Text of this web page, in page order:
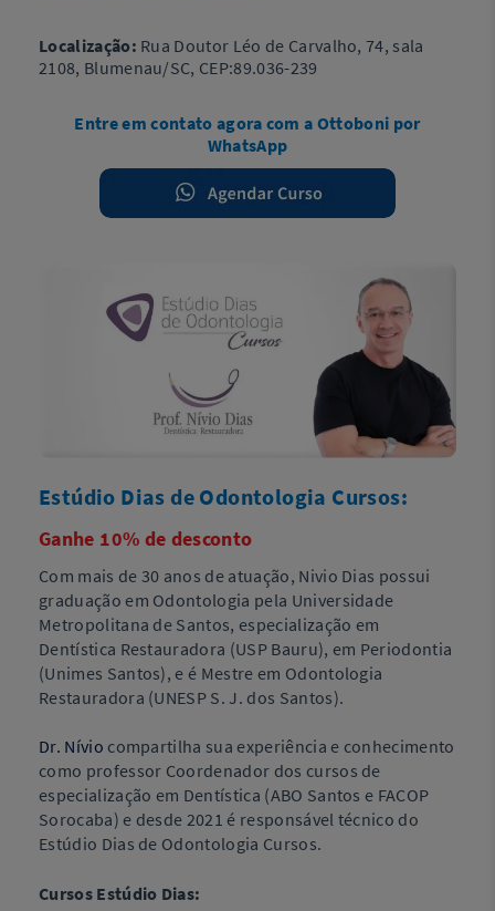
Localização: Rua Doutor Léo de Carvalho, 74, sala
2108, Blumenau/SC, CEP:89.036-239
Entre em contato agora com a Ottoboni por
WhatsApp
Estúdio Dias de Odontologia Cursos:
Ganhe 10% de desconto
Com mais de 30 anos de atuação, Nivio Dias possui
graduação em Odontologia pela Universidade
Metropolitana de Santos, especialização em
Dentística Restauradora (USP Bauru), em Periodontia
(Unimes Santos), e é Mestre em Odontologia
Restauradora (UNESP S. J. dos Santos).
Dr. Nívio compartilha sua experiência e conhecimento
como professor Coordenador dos cursos de
especialização em Dentística (ABO Santos e FACOP
Sorocaba) e desde 2021 é responsável técnico do
Estúdio Dias de Odontologia Cursos.
Cursos Estúdio Dias: